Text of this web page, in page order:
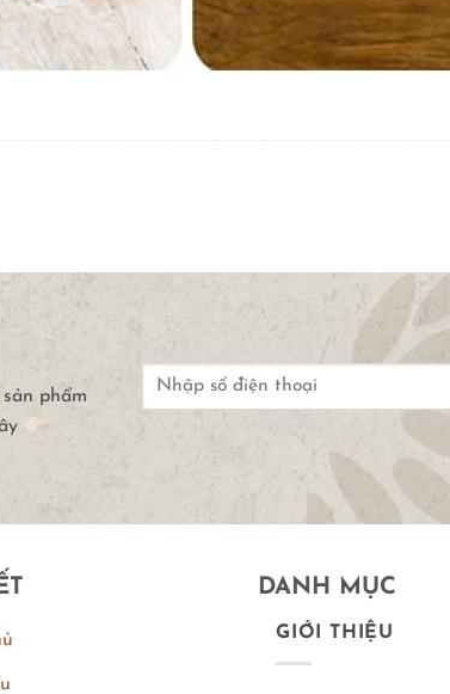
phẩm
DANH MỤC
GIỚI THIỆU